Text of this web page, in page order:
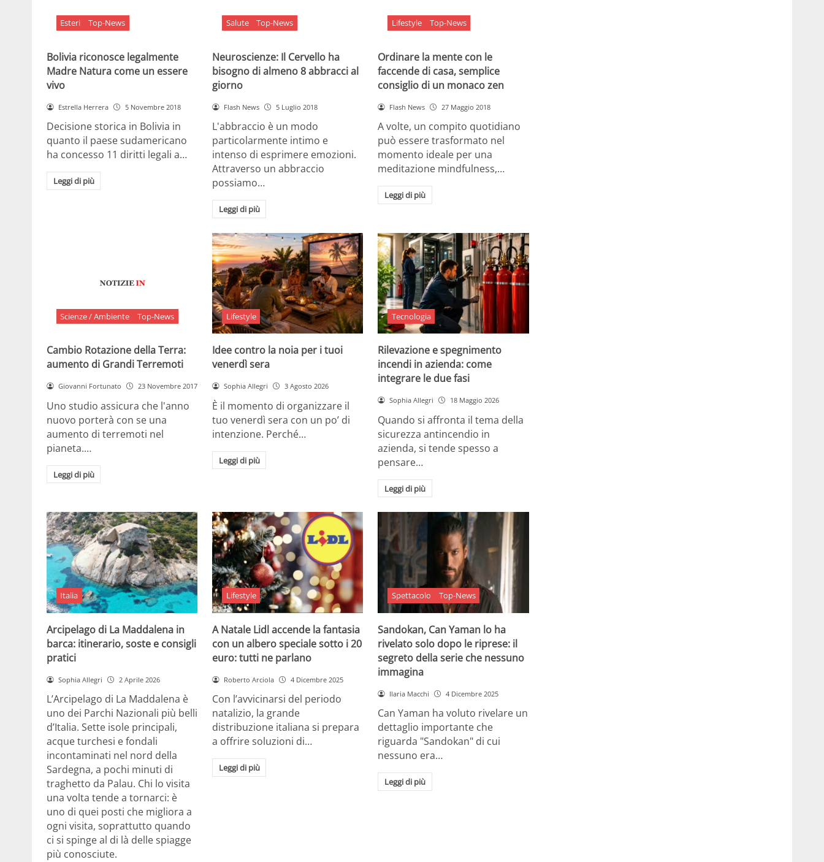
Esteri Top-News
Bolivia riconosce legalmente
Madre Natura come un essere
vivo
Estrella Herrera 5 Novembre 2018
Decisione storica in Bolivia in
quanto il paese sudamericano
ha concesso 11 diritti legali a…
Leggi di più
Salute Top-News
Neuroscienze: Il Cervello ha
bisogno di almeno 8 abbracci al
giorno
Flash News 5 Luglio 2018
L'abbraccio è un modo
particolarmente intimo e
intenso di esprimere emozioni.
Attraverso un abbraccio
possiamo…
Leggi di più
Lifestyle Top-News
Ordinare la mente con le
faccende di casa, semplice
consiglio di un monaco zen
Flash News 27 Maggio 2018
A volte, un compito quotidiano
può essere trasformato nel
momento ideale per una
meditazione mindfulness,…
Leggi di più
Scienze / Ambiente Top-News
Cambio Rotazione della Terra:
aumento di Grandi Terremoti
Giovanni Fortunato 23 Novembre 2017
Uno studio assicura che l'anno
nuovo porterà con se una
aumento di terremoti nel
pianeta.…
Leggi di più
Lifestyle
Idee contro la noia per i tuoi
venerdì sera
Sophia Allegri 3 Agosto 2026
È il momento di organizzare il
tuo venerdì sera con un po’ di
intenzione. Perché…
Leggi di più
Tecnologia
Rilevazione e spegnimento
incendi in azienda: come
integrare le due fasi
Sophia Allegri 18 Maggio 2026
Quando si affronta il tema della
sicurezza antincendio in
azienda, si tende spesso a
pensare…
Leggi di più
Italia
Arcipelago di La Maddalena in
barca: itinerario, soste e consigli
pratici
Sophia Allegri 2 Aprile 2026
L’Arcipelago di La Maddalena è
uno dei Parchi Nazionali più belli
d’Italia. Sette isole principali,
acque turchesi e fondali
incontaminati nel nord della
Sardegna, a pochi minuti di
traghetto da Palau. Chi lo visita
una volta tende a tornarci: è
uno di quei posti che migliora a
ogni visita, soprattutto quando
ci si spinge al di là delle spiagge
più conosciute.
Lifestyle
A Natale Lidl accende la fantasia
con un albero speciale sotto i 20
euro: tutti ne parlano
Roberto Arciola 4 Dicembre 2025
Con l’avvicinarsi del periodo
natalizio, la grande
distribuzione italiana si prepara
a offrire soluzioni di…
Leggi di più
Spettacolo Top-News
Sandokan, Can Yaman lo ha
rivelato solo dopo le riprese: il
segreto della serie che nessuno
immagina
Ilaria Macchi 4 Dicembre 2025
Can Yaman ha voluto rivelare un
dettaglio importante che
riguarda "Sandokan" di cui
nessuno era…
Leggi di più